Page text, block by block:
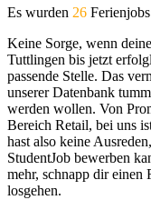
Es wurden 26
Keine Sorge, wenn
Tuttlingen bis jetzt
passende Stelle. Das
unserer Datenbank
werden wollen. Von
Bereich Retail, bei uns
hast also keine
StudentJob bewerben
mehr, schnapp dir einen
losgehen.